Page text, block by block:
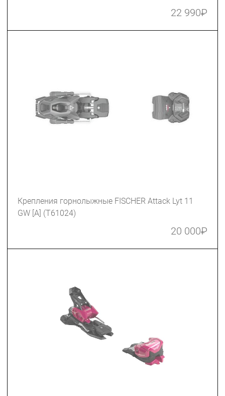
22 990₽
Крепления горнолыжные FISCHER Attack Lyt 11
GW [A] (T61024)
20 000₽